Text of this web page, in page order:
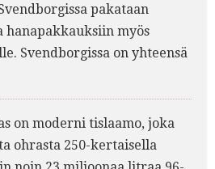
pakataan
myös
Svendborgissa on yhteensä
on moderni tislaamo, joka
ohrasta 250-kertaisella